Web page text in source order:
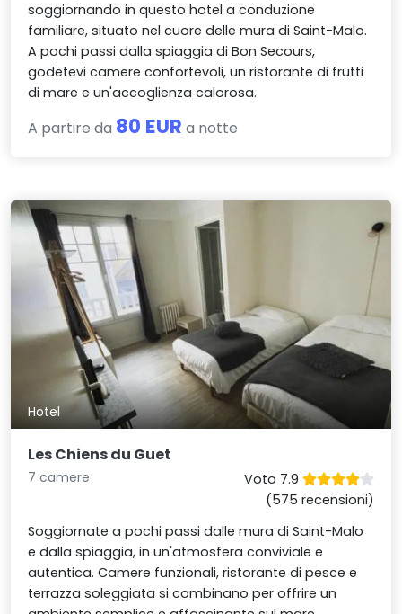
soggiornando in questo hotel a conduzione
familiare, situato nel cuore delle mura di Saint-Malo.
A pochi passi dalla spiaggia di Bon Secours,
godetevi camere confortevoli, un ristorante di frutti
di mare e un'accoglienza calorosa.
A partire da 80 EUR a notte
Hotel
Les Chiens du Guet
7 camere
Voto 7.9
(575 recensioni)
Soggiornate a pochi passi dalle mura di Saint-Malo
e dalla spiaggia, in un'atmosfera conviviale e
autentica. Camere funzionali, ristorante di pesce e
terrazza soleggiata si combinano per offrire un